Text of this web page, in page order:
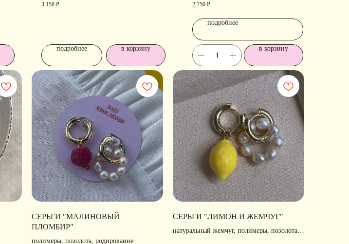
3 150 Р.
подробнее в корзину
2 750 Р.
подробнее
в корзину
СЕРЬГИ "МАЛИНОВЫЙ
ПЛОМБИР"
полимеры, позолота, родирование
СЕРЬГИ "ЛИМОН И ЖЕМЧУГ"
натуральный жемчуг, полимеры, позолота,
РАССЫЛКУ
Рассказываем о новых